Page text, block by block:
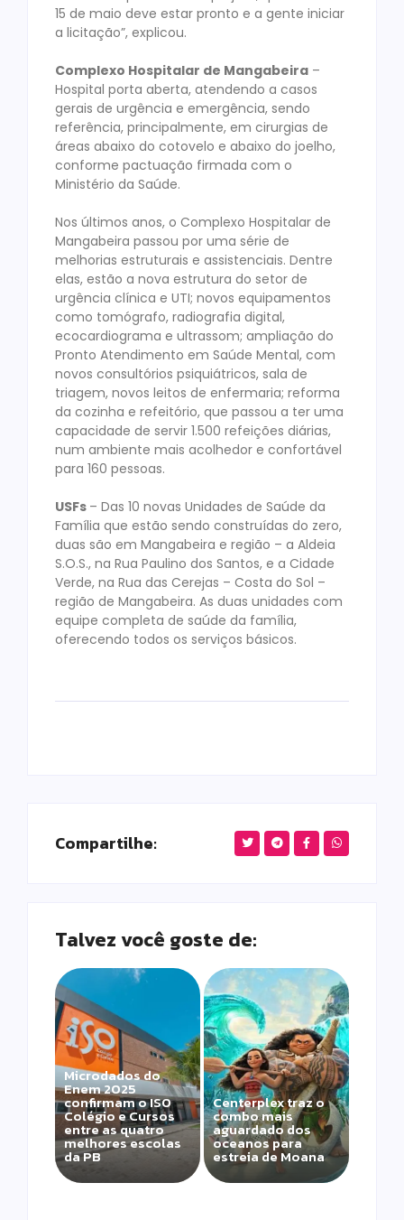
15 de maio deve estar pronto e a gente iniciar
a licitação”, explicou.
Complexo Hospitalar de Mangabeira –
Hospital porta aberta, atendendo a casos
gerais de urgência e emergência, sendo
referência, principalmente, em cirurgias de
áreas abaixo do cotovelo e abaixo do joelho,
conforme pactuação firmada com o
Ministério da Saúde.
Nos últimos anos, o Complexo Hospitalar de
Mangabeira passou por uma série de
melhorias estruturais e assistenciais. Dentre
elas, estão a nova estrutura do setor de
urgência clínica e UTI; novos equipamentos
como tomógrafo, radiografia digital,
ecocardiograma e ultrassom; ampliação do
Pronto Atendimento em Saúde Mental, com
novos consultórios psiquiátricos, sala de
triagem, novos leitos de enfermaria; reforma
da cozinha e refeitório, que passou a ter uma
capacidade de servir 1.500 refeições diárias,
num ambiente mais acolhedor e confortável
para 160 pessoas.
USFs – Das 10 novas Unidades de Saúde da
Família que estão sendo construídas do zero,
duas são em Mangabeira e região – a Aldeia
S.O.S., na Rua Paulino dos Santos, e a Cidade
Verde, na Rua das Cerejas – Costa do Sol –
região de Mangabeira. As duas unidades com
equipe completa de saúde da família,
oferecendo todos os serviços básicos.
Compartilhe:
Talvez você goste de:
Microdados do
Enem 2025
confirmam o ISO
Colégio e Cursos
entre as quatro
melhores escolas
da PB
Centerplex traz o
combo mais
aguardado dos
oceanos para
estreia de Moana